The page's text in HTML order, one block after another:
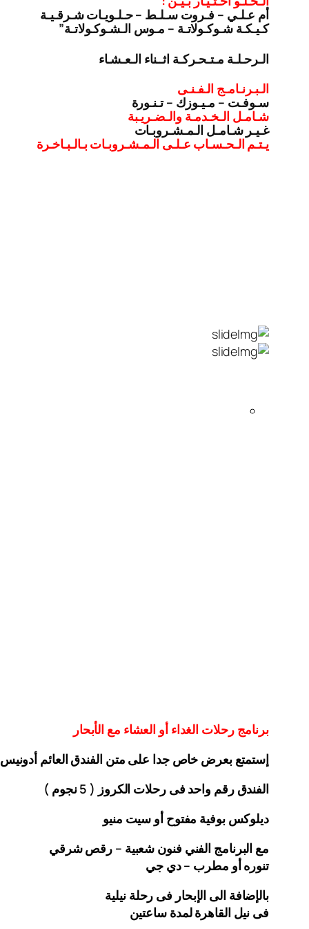
أم عـلـي – فـروت سـلـط – حـلـويـات شـرقـيـة
كـيـكـة شـوكـولاتـة – مـوس الـشـوكـولاتـة”
الـرحـلـة مـتـحـركـة اثــناء الـعـشـاء
الـبـرنـامـج الـفـنـى
سـوفـت – مـيـوزك – تـنـورة
شـامـل الـخـدمـة والـضـريـبة
غـيـر شـامـل الـمـشـروبـات
يـتـم الـحـسـاب عـلـى الـمـشـروبـات بـالـبـاخـرة
برنامج رحلات الغداء أو العشاء مع الأبحار
إستمتع بعرض خاص جدا على متن الفندق العائم أدونيس
الفندق رقم واحد فى رحلات الكروز ( 5 نجوم )
ديلوكس بوفية مفتوح أو سيت منيو
مع البرنامج الفني فنون شعبية – رقص شرقي
تنوره أو مطرب – دي جي
بالإضافة الى الإبحار فى رحلة نيلية
فى نيل القاهرة لمدة ساعتين